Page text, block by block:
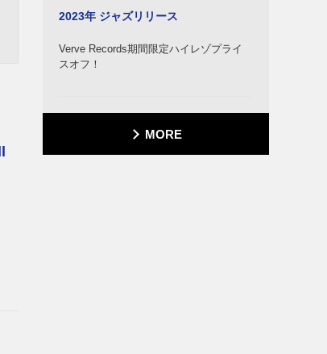
2023年 ジャズリリース
Verve Records期間限定ハイレゾプライ
スオフ！
MORE